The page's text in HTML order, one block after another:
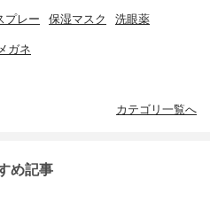
プレー 保湿マスク 洗眼薬
ガネ
カテゴリ一覧へ
め記事